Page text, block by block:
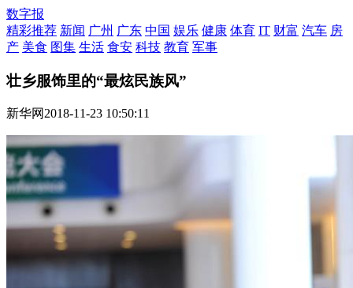
数字报
精彩推荐 新闻 广州 广东 中国 娱乐 健康 体育 IT 财富 汽车 房
产 美食 图集 生活 食安 科技 教育 军事
壮乡服饰里的“最炫民族风”
新华网2018-11-23 10:50:11